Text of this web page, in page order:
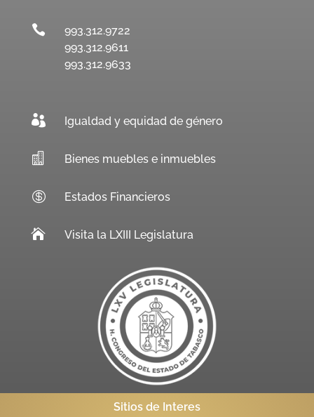

993.312.9722
993.312.9611
993.312.9633
 Igualdad y equidad de género
 Bienes muebles e inmuebles
 Estados Financieros
 Visita la LXIII Legislatura
Sitios de Interes